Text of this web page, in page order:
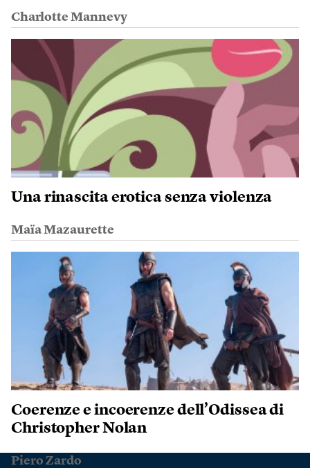
Charlotte Mannevy
Una rinascita erotica senza violenza
Maïa Mazaurette
Coerenze e incoerenze dell’Odissea di
Christopher Nolan
Piero Zardo